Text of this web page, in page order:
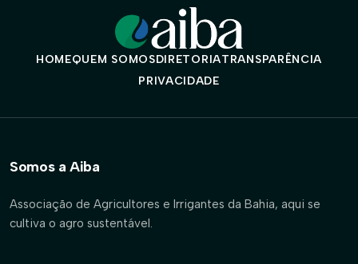
HOMEQUEM SOMOSDIRETORIATRANSPARÊNCIA
PRIVACIDADE
Somos a Aiba
Associação de Agricultores e Irrigantes da Bahia, aqui se
cultiva o agro sustentável.